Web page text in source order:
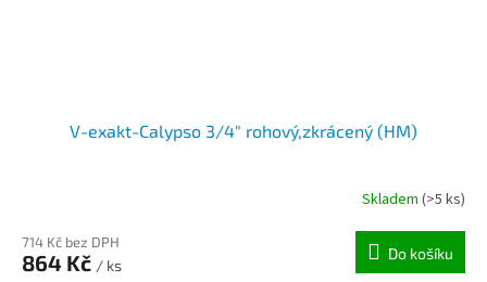
V-exakt-Calypso 3/4" rohový,zkrácený (HM)
Skladem (>5 ks)
714 Kč bez DPH
864 Kč / ks
Do košíku